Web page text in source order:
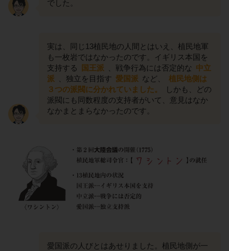
でした。
実は、同じ13植民地の人間とはいえ、植民地軍
も一枚岩ではなかったのです。イギリス本国を
支持する
国王派 、戦争行為には否定的な 中立
派
、独立を目指す 愛国派 など、
植民地側は
３つの派閥に分かれていました。
しかも、どの
派閥にも同数程度の支持者がいて、意見はなか
なかまとまらなかったのです。
愛国派の人びとはあせりました。植民地側が一